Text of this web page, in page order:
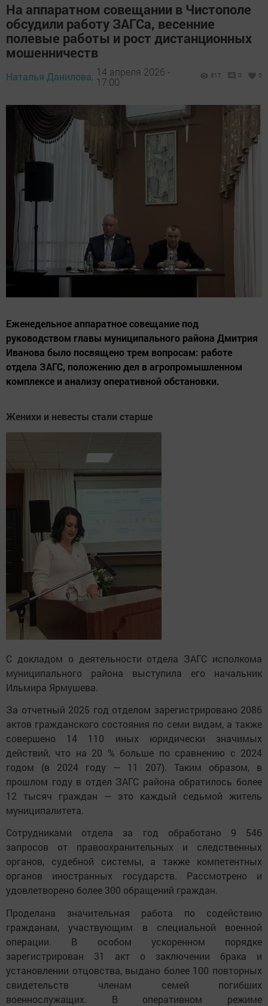
На аппаратном совещании в Чистополе
обсудили работу ЗАГСа, весенние
полевые работы и рост дистанционных
мошенничеств
Наталья Данилова, 14 апреля 2026 -
17:00
817 0 0
Еженедельное аппаратное совещание под
руководством главы муниципального района Дмитрия
Иванова было посвящено трем вопросам: работе
отдела ЗАГС, положению дел в агропромышленном
комплексе и анализу оперативной обстановки.
Женихи и невесты стали старше
С докладом о деятельности отдела ЗАГС исполкома
муниципального района выступила его начальник
Ильмира Ярмушева.
За отчетный 2025 год отделом зарегистрировано 2086
актов гражданского состояния по семи видам, а также
совершено 14 110 иных юридически значимых
действий, что на 20 % больше по сравнению с 2024
годом (в 2024 году — 11 207). Таким образом, в
прошлом году в отдел ЗАГС района обратилось более
12 тысяч граждан — это каждый седьмой житель
муниципалитета.
Сотрудниками отдела за год обработано 9 546
запросов от правоохранительных и следственных
органов, судебной системы, а также компетентных
органов иностранных государств. Рассмотрено и
удовлетворено более 300 обращений граждан.
Проделана значительная работа по содействию
гражданам, участвующим в специальной военной
операции. В особом ускоренном порядке
зарегистрирован 31 акт о заключении брака и
установлении отцовства, выдано более 100 повторных
свидетельств членам семей погибших
военнослужащих. В оперативном режиме